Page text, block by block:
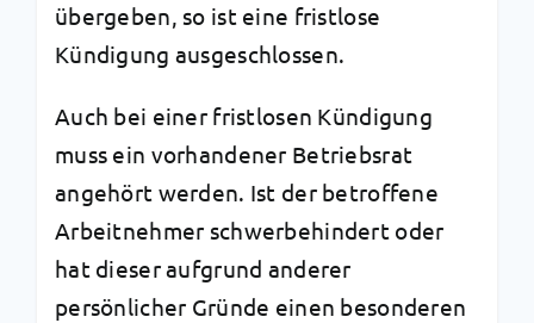
übergeben, so ist eine fristlose
Kündigung ausgeschlossen.
Auch bei einer fristlosen Kündigung
muss ein vorhandener Betriebsrat
angehört werden. Ist der betroffene
Arbeitnehmer schwerbehindert oder
hat dieser aufgrund anderer
persönlicher Gründe einen besonderen